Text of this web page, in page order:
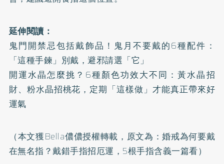
延伸閱讀：
鬼門開禁忌包括戴飾品！鬼月不要戴的6種配件：
「這種手鍊」別戴，避邪請選「它」
開運水晶怎麼挑？6種顏色功效大不同：黃水晶招
財、粉水晶招桃花，定期「這樣做」才能真正帶來好
運氣
（本文獲Bella儂儂授權轉載，原文為：婚戒為何要戴
在無名指？戴錯手指招厄運，5根手指含義一篇看）